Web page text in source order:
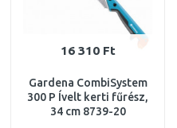
16 310 Ft
Gardena CombiSystem
300 P Ívelt kerti fűrész,
34 cm 8739-20